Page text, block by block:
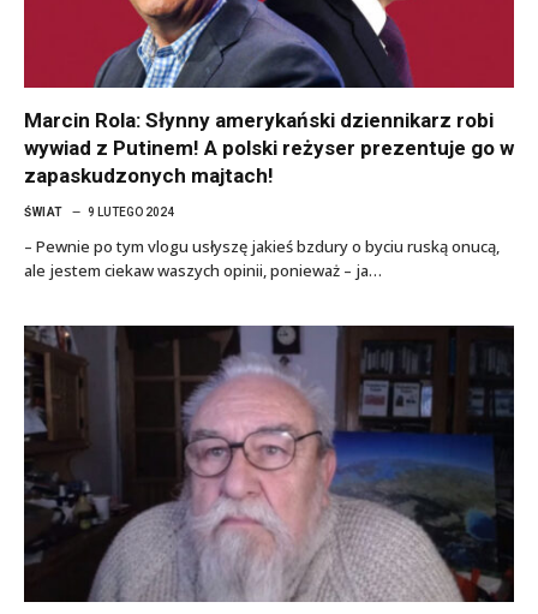
Marcin Rola: Słynny amerykański dziennikarz robi
wywiad z Putinem! A polski reżyser prezentuje go w
zapaskudzonych majtach!
ŚWIAT 9 LUTEGO 2024
– Pewnie po tym vlogu usłyszę jakieś bzdury o byciu ruską onucą,
ale jestem ciekaw waszych opinii, ponieważ – ja…